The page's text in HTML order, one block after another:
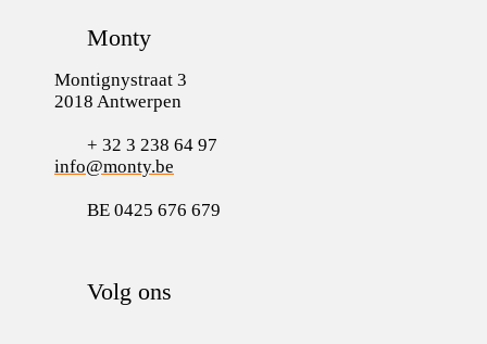
Monty
Montignystraat 3
2018 Antwerpen
+ 32 3 238 64 97
info@monty.be
BE 0425 676 679
Volg ons